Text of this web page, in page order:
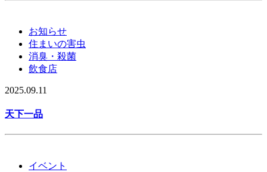
お知らせ
住まいの害虫
消臭・殺菌
飲食店
2025.09.11
天下一品
イベント